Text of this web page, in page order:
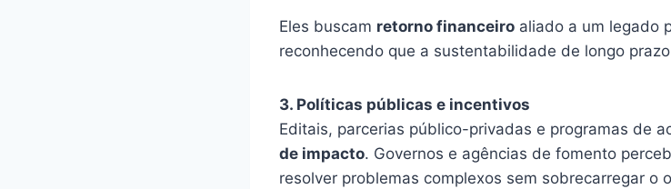
Eles buscam retorno financeiro aliado a um legado
reconhecendo que a sustentabilidade de longo
3. Políticas públicas e incentivos
Editais, parcerias público-privadas e programas de
de impacto. Governos e agências de fomento
resolver problemas complexos sem sobrecarregar o